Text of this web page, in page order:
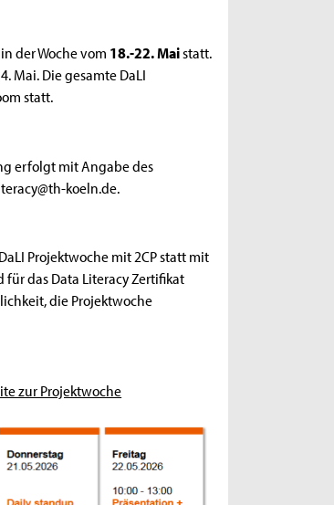
der Woche vom 18.-22. Maistatt.
Mai. Die gesamte DaLI
statt.
erfolgt mit Angabe des
koeln.de.
Projektwoche mit 2CP statt mit
für das Data Literacy Zertifikat
die Projektwoche
zur Projektwoche